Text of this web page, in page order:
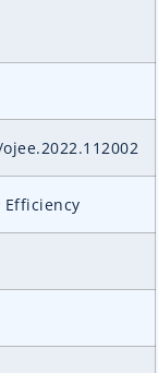
Efficiency